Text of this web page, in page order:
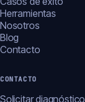
Herramientas
Nosotros
Blog
Contacto
CONTACTO
Solicitar diagnóstico